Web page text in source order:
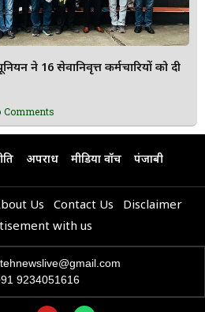
ने 16 सेवानिवृत्त कर्मचारियों को दी
Comments
अपराध मीडिया वॉच पंजाबी
Us Contact Us
Disclaimer
with us
9234051616